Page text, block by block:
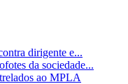
dirigente e...
da sociedade...
ao MPLA